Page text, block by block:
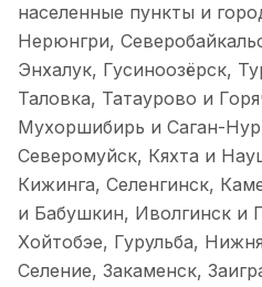
населенные пункты и
Нерюнгри,
Энхалук, Гусиноозёрск,
Таловка, Татаурово и
Мухоршибирь и Саган-
Северомуйск, Кяхта и
Кижинга, Селенгинск,
и Бабушкин, Иволгинск и
Хойтобэе, Гурульба,
Селение, Закаменск,